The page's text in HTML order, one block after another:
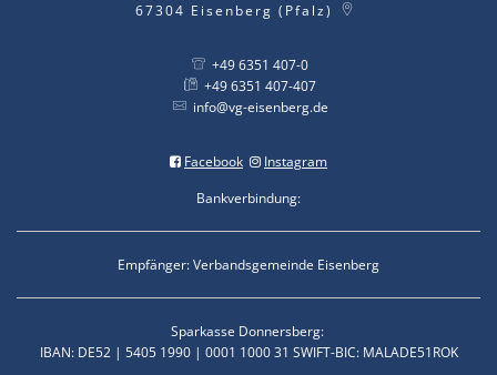
67304 Eisenberg (Pfalz)
+49 6351 407-0
+49 6351 407-407
info@vg-eisenberg.de
Facebook
Instagram
Bankverbindung:
Empfänger: Verbandsgemeinde Eisenberg
Sparkasse Donnersberg:
IBAN: DE52 | 5405 1990 | 0001 1000 31 SWIFT-BIC: MALADE51ROK